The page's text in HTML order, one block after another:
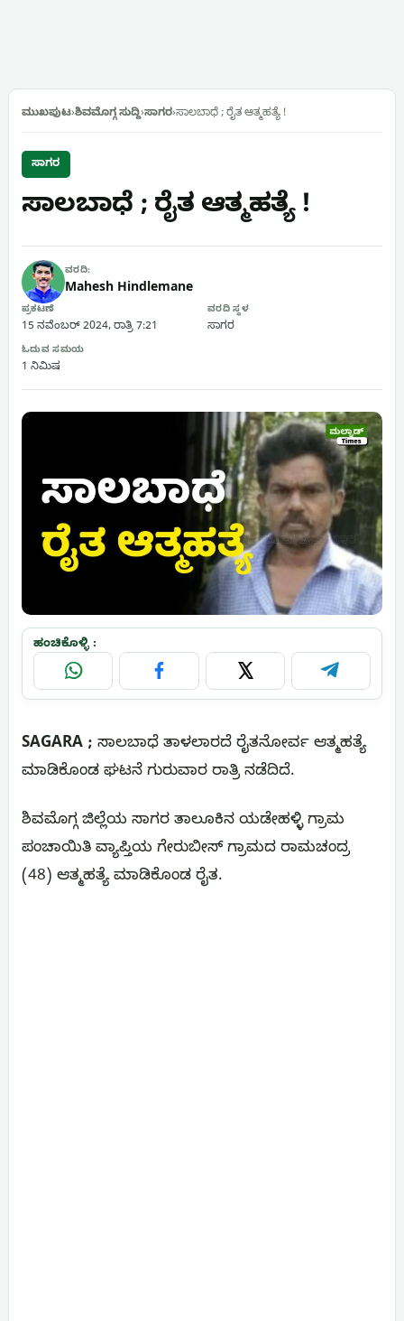
ಮುಖಪುಟ›ಶಿವಮೊಗ್ಗ ಸುದ್ದಿ›ಸಾಗರ›ಸಾಲಬಾಧೆ ; ರೈತ ಆತ್ಮಹತ್ಯೆ !
ಸಾಗರ
ಸಾಲಬಾಧೆ ; ರೈತ ಆತ್ಮಹತ್ಯೆ !
ವರದಿ:
Mahesh Hindlemane
ಪ್ರಕಟಣೆ
15 ನವೆಂಬರ್ 2024, ರಾತ್ರಿ 7:21
ವರದಿ ಸ್ಥಳ
ಸಾಗರ
ಓದುವ ಸಮಯ
1 ನಿಮಿಷ
ಹಂಚಿಕೊಳ್ಳಿ :
WhatsApp Facebook X Telegram
SAGARA ; ಸಾಲಬಾಧೆ ತಾಳಲಾರದೆ ರೈತನೋರ್ವ ಆತ್ಮಹತ್ಯೆ
ಮಾಡಿಕೊಂಡ ಘಟನೆ ಗುರುವಾರ ರಾತ್ರಿ ನಡೆದಿದೆ.
ಶಿವಮೊಗ್ಗ ಜಿಲ್ಲೆಯ ಸಾಗರ ತಾಲೂಕಿನ ಯಡೇಹಳ್ಳಿ ಗ್ರಾಮ
ಪಂಚಾಯಿತಿ ವ್ಯಾಪ್ತಿಯ ಗೇರುಬೀಸ್ ಗ್ರಾಮದ ರಾಮಚಂದ್ರ
(48) ಆತ್ಮಹತ್ಯೆ ಮಾಡಿಕೊಂಡ ರೈತ.